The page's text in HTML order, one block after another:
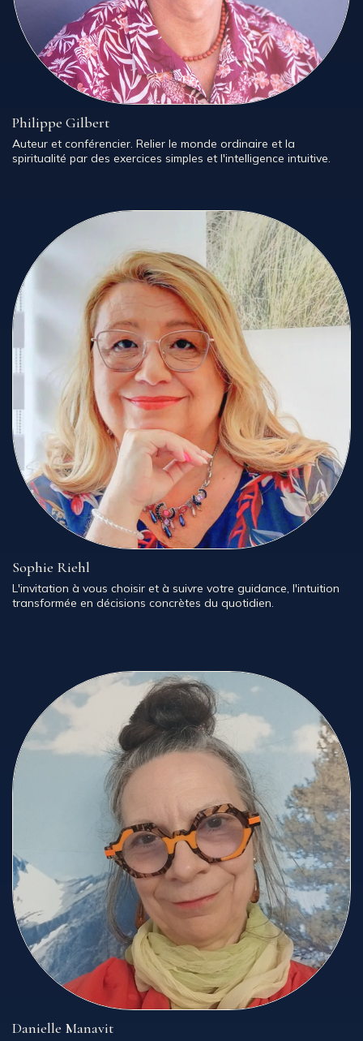
Philippe Gilbert
Auteur et conférencier. Relier le monde ordinaire et la
spiritualité par des exercices simples et l'intelligence intuitive.
Sophie Riehl
L'invitation à vous choisir et à suivre votre guidance, l'intuition
transformée en décisions concrètes du quotidien.
Danielle Manavit